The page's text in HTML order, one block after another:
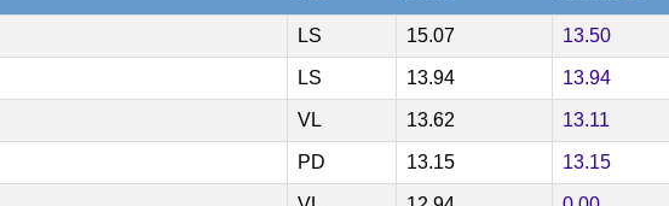
LS 15.07 13.50
LS 13.94 13.94
VL 13.62 13.11
PD 13.15 13.15